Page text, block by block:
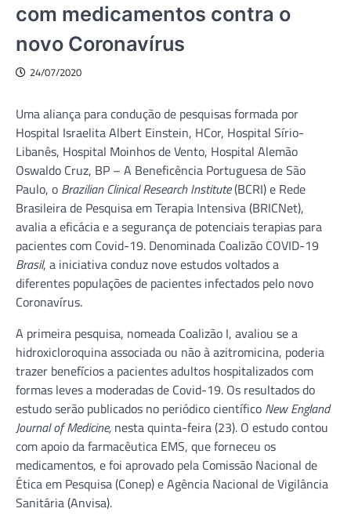
com medicamentos contra o
novo Coronavírus
24/07/2020
Uma aliança para condução de pesquisas formada por
Hospital Israelita Albert Einstein, HCor, Hospital Sírio-
Libanês, Hospital Moinhos de Vento, Hospital Alemão
Oswaldo Cruz, BP – A Beneficência Portuguesa de São
Paulo, o Brazilian Clinical Research Institute(BCRI) e Rede
Brasileira de Pesquisa em Terapia Intensiva (BRICNet),
avalia a eficácia e a segurança de potenciais terapias para
pacientes com Covid-19. Denominada Coalizão COVID-19
Brasil, a iniciativa conduz nove estudos voltados a
diferentes populações de pacientes infectados pelo novo
Coronavírus.
A primeira pesquisa, nomeada Coalizão I, avaliou se a
hidroxicloroquina associada ou não à azitromicina, poderia
trazer benefícios a pacientes adultos hospitalizados com
formas leves a moderadas de Covid-19. Os resultados do
estudo serão publicados no periódico científico New England
Journal of Medicine, nesta quinta-feira (23). O estudo contou
com apoio da farmacêutica EMS, que forneceu os
medicamentos, e foi aprovado pela Comissão Nacional de
Ética em Pesquisa (Conep) e Agência Nacional de Vigilância
Sanitária (Anvisa).